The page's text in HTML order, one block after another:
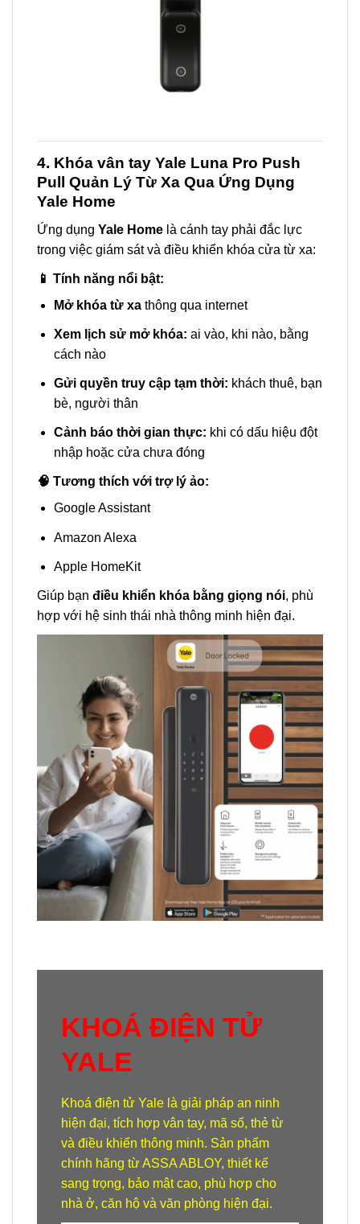
4. Khóa vân tay Yale Luna Pro Push
Pull Quản Lý Từ Xa Qua Ứng Dụng
Yale Home
Ứng dụng Yale Home là cánh tay phải đắc lực
trong việc giám sát và điều khiển khóa cửa từ xa:
📱 Tính năng nổi bật:
Mở khóa từ xathông qua internet
Xem lịch sử mở khóa: ai vào, khi nào, bằng
cách nào
Gửi quyền truy cập tạm thời: khách thuê, bạn
bè, người thân
Cảnh báo thời gian thực: khi có dấu hiệu đột
nhập hoặc cửa chưa đóng
🧠 Tương thích với trợ lý ảo:
Google Assistant
Amazon Alexa
Apple HomeKit
Giúp bạn điều khiển khóa bằng giọng nói, phù
hợp với hệ sinh thái nhà thông minh hiện đại.
KHOÁ ĐIỆN TỬ
YALE
Khoá điện tử Yalelà giải pháp an ninh
hiện đại, tích hợp vân tay, mã số, thẻ từ
và điều khiển thông minh. Sản phẩm
chính hãng từ ASSA ABLOY, thiết kế
sang trọng, bảo mật cao, phù hợp cho
nhà ở, căn hộ và văn phòng hiện đại.